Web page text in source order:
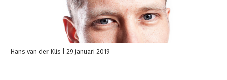
Hans van der Klis 29 januari 2019